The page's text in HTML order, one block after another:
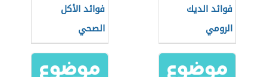
فوائد الديك
الرومي
فوائد الأكل
الصحي